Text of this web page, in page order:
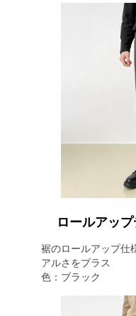
ロールアッ
裾のロールアップ仕
アルさをプラス
色：ブラック